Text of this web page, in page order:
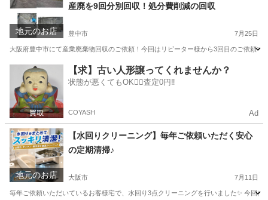
地元のお店
産廃を9回分別回収！処分費削減の回収
豊中市 7月25日
大阪府豊中市にて産業廃棄物回収のご依頼！今回はリピーター様から3回目のご依頼
豊中市 不用品回収 買取
【求】古い人形譲ってくれませんか？
状態が悪くてもOK🙆‍♀️査定0円‼️
COYASH Ad
地元のお店
【水回りクリーニング】毎年ご依頼いただく安心
の定期清掃♪
大阪市 7月11日
毎年ご依頼いただいているお客様宅で、水回り3点クリーニングを行いました✨ 今回